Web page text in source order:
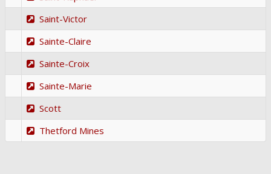
Saint-Victor
Sainte-Claire
Sainte-Croix
Sainte-Marie
Scott
Thetford Mines